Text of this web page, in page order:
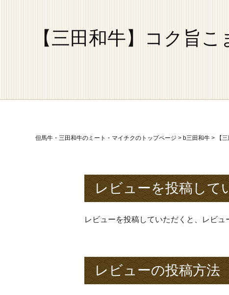
【三田和牛】コク旨
但馬牛・三田和牛のミート・マイチクのトップページ b三田和牛 【
レビューを投稿して
レビューを投稿していただくと、レビ
レビューの投稿方法